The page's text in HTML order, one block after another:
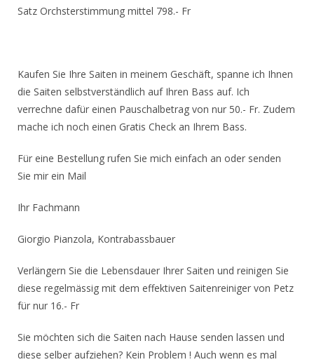
Satz Orchsterstimmung mittel 798.- Fr
Kaufen Sie Ihre Saiten in meinem Geschäft, spanne ich Ihnen
die Saiten selbstverständlich auf Ihren Bass auf. Ich
verrechne dafür einen Pauschalbetrag von nur 50.- Fr. Zudem
mache ich noch einen Gratis Check an Ihrem Bass.
Für eine Bestellung rufen Sie mich einfach an oder senden
Sie mir ein Mail
Ihr Fachmann
Giorgio Pianzola, Kontrabassbauer
Verlängern Sie die Lebensdauer Ihrer Saiten und reinigen Sie
diese regelmässig mit dem effektiven Saitenreiniger von Petz
für nur 16.- Fr
Sie möchten sich die Saiten nach Hause senden lassen und
diese selber aufziehen? Kein Problem ! Auch wenn es mal